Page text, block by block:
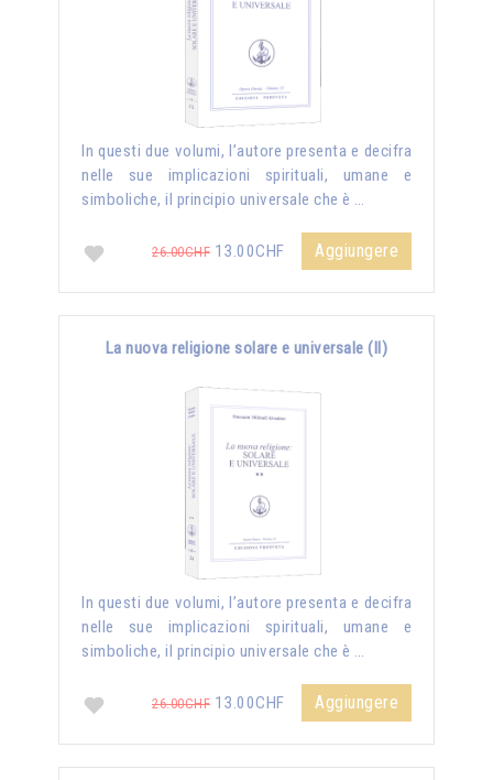
In questi due volumi, l’autore presenta e decifra
nelle sue implicazioni spirituali, umane e
simboliche, il principio universale che è …
26.00CHF 13.00CHF Aggiungere
La nuova religione solare e universale (II)
In questi due volumi, l’autore presenta e decifra
nelle sue implicazioni spirituali, umane e
simboliche, il principio universale che è …
26.00CHF 13.00CHF Aggiungere